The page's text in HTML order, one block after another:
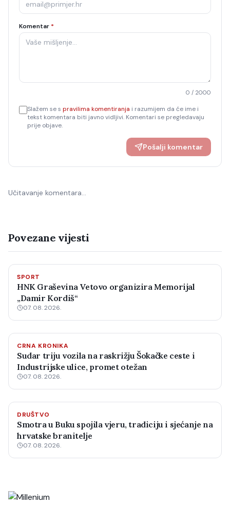
Komentar *
0 / 2000
Slažem se s pravilima komentiranja i razumijem da će ime i
tekst komentara biti javno vidljivi. Komentari se pregledavaju
prije objave.
Pošalji komentar
Učitavanje komentara…
Povezane vijesti
SPORT
HNK Graševina Vetovo organizira Memorijal
„Damir Kordiš“
07. 08. 2026.
CRNA KRONIKA
Sudar triju vozila na raskrižju Šokačke ceste i
Industrijske ulice, promet otežan
07. 08. 2026.
DRUŠTVO
Smotra u Buku spojila vjeru, tradiciju i sjećanje na
hrvatske branitelje
07. 08. 2026.